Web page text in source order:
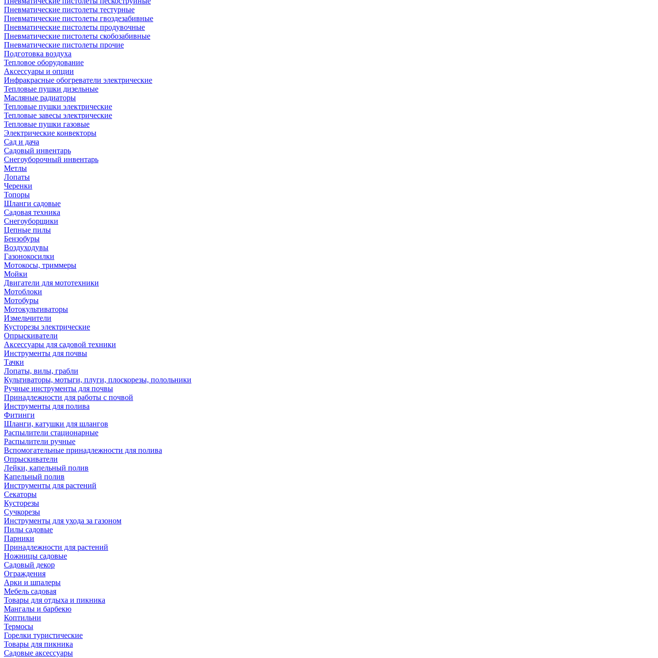
Пневматические пистолеты тестурные
Пневматические пистолеты гвоздезабивные
Пневматические пистолеты продувочные
Пневматические пистолеты скобозабивные
Пневматические пистолеты прочие
Подготовка воздуха
Тепловое оборудование
Аксессуары и опции
Инфракрасные обогреватели электрические
Тепловые пушки дизельные
Масляные радиаторы
Тепловые пушки электрические
Тепловые завесы электрические
Тепловые пушки газовые
Электрические конвекторы
Сад и дача
Садовый инвентарь
Снегоуборочный инвентарь
Метлы
Лопаты
Черенки
Топоры
Шланги садовые
Садовая техника
Снегоуборщики
Цепные пилы
Бензобуры
Воздуходувы
Газонокосилки
Мотокосы, триммеры
Мойки
Двигатели для мототехники
Мотоблоки
Мотобуры
Мотокультиваторы
Измельчители
Кусторезы электрические
Опрыскиватели
Аксессуары для садовой техники
Инструменты для почвы
Тачки
Лопаты, вилы, грабли
Культиваторы, мотыги, плуги, плоскорезы, полольники
Ручные инструменты для почвы
Принадлежности для работы с почвой
Инструменты для полива
Фитинги
Шланги, катушки для шлангов
Распылители стационарные
Распылители ручные
Вспомогательные принадлежности для полива
Опрыскиватели
Лейки, капельный полив
Капельный полив
Инструменты для растений
Секаторы
Кусторезы
Сучкорезы
Инструменты для ухода за газоном
Пилы садовые
Парники
Принадлежности для растений
Ножницы садовые
Садовый декор
Ограждения
Арки и шпалеры
Мебель садовая
Товары для отдыха и пикника
Мангалы и барбекю
Коптильни
Термосы
Горелки туристические
Товары для пикника
Садовые аксессуары